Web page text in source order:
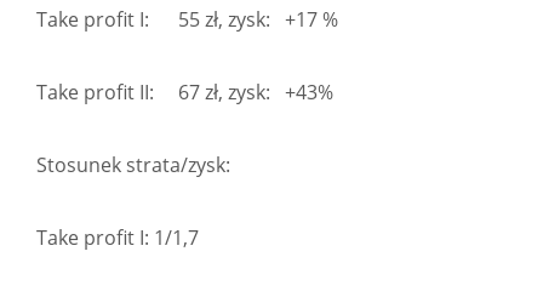
Take profit I: 55 zł, zysk: +17 %
Take profit II: 67 zł, zysk: +43%
Stosunek strata/zysk:
Take profit I: 1/1,7